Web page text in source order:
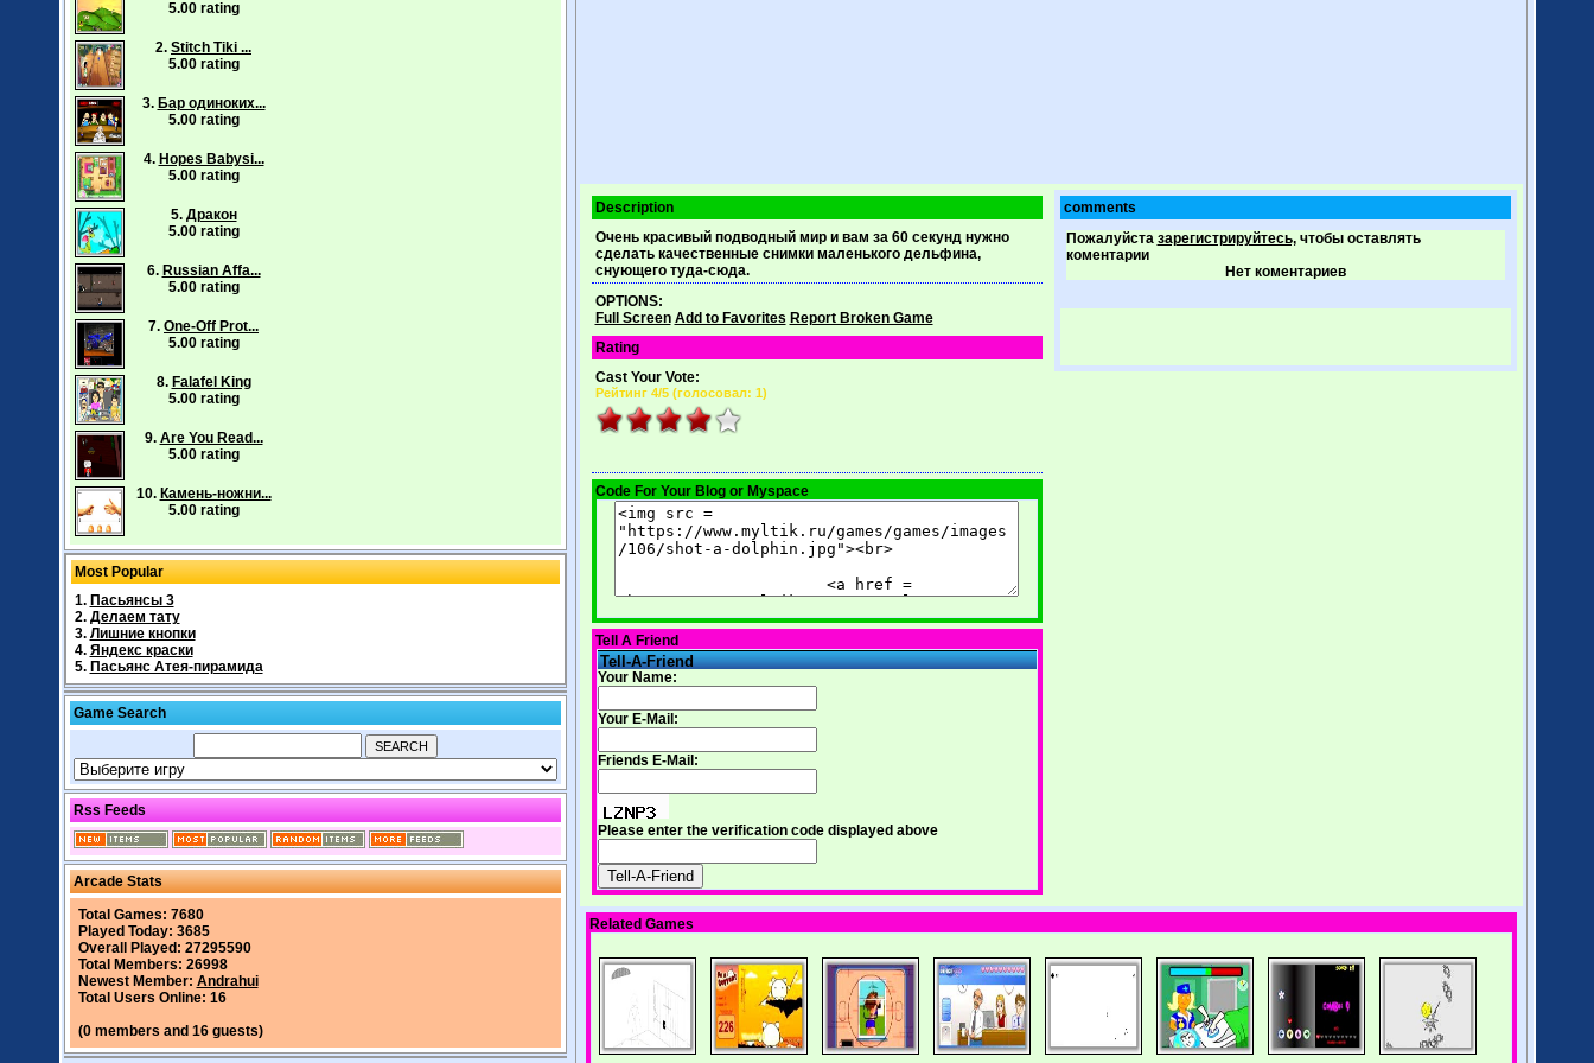
5.00 rating
2. Stitch Tiki ...
5.00 rating
3. Бар одиноких...
5.00 rating
4. Hopes Babysi...
5.00 rating
5. Дракон
5.00 rating
6. Russian Affa...
5.00 rating
7. One-Off Prot...
5.00 rating
8. Falafel King
5.00 rating
9. Are You Read...
5.00 rating
10. Камень-ножни...
5.00 rating
Most Popular
1. Пасьянсы 3
2. Делаем тату
3. Лишние кнопки
4. Яндекс краски
5. Пасьянс Атея-пирамида
Game Search
Rss Feeds
Arcade Stats
Total Games: 7680
Played Today: 3685
Overall Played: 27295590
Total Members: 26998
Newest Member: Andrahui
Total Users Online: 16
(0 members and 16 guests)
Description
Очень красивый подводный мир и вам за 60 секунд нужно
сделать качественные снимки маленького дельфина,
снующего туда-сюда.
OPTIONS:
Full Screen Add to Favorites Report Broken Game
Rating
Cast Your Vote:
Рейтинг 4/5 (голосовал: 1)
Code For Your Blog or Myspace
Tell A Friend
Tell-A-Friend
Your Name:
Your E-Mail:
Friends E-Mail:
Please enter the verification code displayed above
comments
Пожалуйста зарегистрируйтесь,чтобы оставлять
коментарии
Нет коментариев
Related Games